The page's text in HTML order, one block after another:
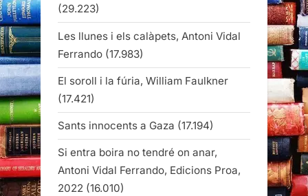
(29.223)
Les llunes i els calàpets, Antoni Vidal
Ferrando (17.983)
El soroll i la fúria, William Faulkner
(17.421)
Sants innocents a Gaza (17.194)
Si entra boira no tendré on anar,
Antoni Vidal Ferrando, Edicions Proa,
2022 (16.010)